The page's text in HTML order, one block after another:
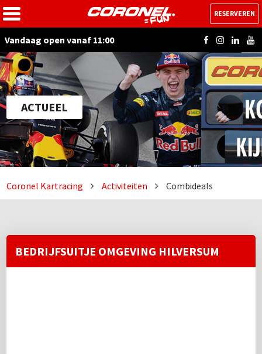
Vandaag open vanaf 11:00
RESERVEREN
ACTUEEL
Coronel Kartracing Activiteiten Combideals
BEDRIJFSUITJE OMGEVING HILVERSUM